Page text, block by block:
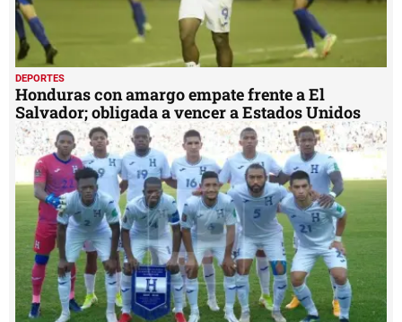
DEPORTES
Honduras con amargo empate frente a El
Salvador; obligada a vencer a Estados Unidos